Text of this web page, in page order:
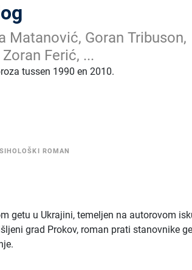
Matanović, Goran Tribuson,
Ferić, ...
tussen 1990 en 2010.
ROMAN
getu u Ukrajini, temeljen na autorovom
grad Prokov, roman prati stanovnike